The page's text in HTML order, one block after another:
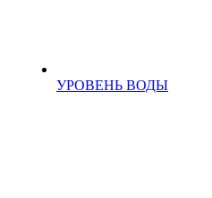
УРОВЕНЬ ВОДЫ